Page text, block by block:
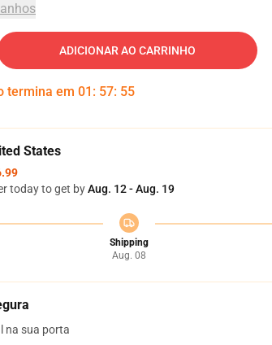
ADICIONAR AO CARRINHO
termina em 01 : 57: 54
States
today to get byAug. 12 - Aug. 19
Shipping
Aug. 08
na sua porta